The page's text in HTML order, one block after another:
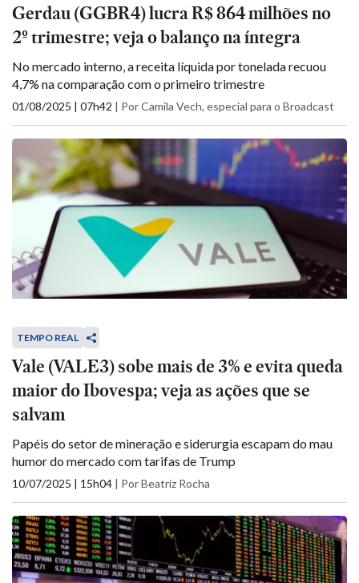
Gerdau (GGBR4) lucra R$ 864 milhões no
2º trimestre; veja o balanço na íntegra
No mercado interno, a receita líquida por tonelada recuou
4,7% na comparação com o primeiro trimestre
01/08/2025 | 07h42 | Por Camila Vech, especial para o Broadcast
TEMPO REAL
Vale (VALE3) sobe mais de 3% e evita queda
maior do Ibovespa; veja as ações que se
salvam
Papéis do setor de mineração e siderurgia escapam do mau
humor do mercado com tarifas de Trump
10/07/2025 | 15h04 | Por Beatriz Rocha